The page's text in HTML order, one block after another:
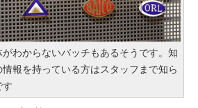
がわからないバッチもあるそうです。知
報を持っている方はスタッフまで知ら
す